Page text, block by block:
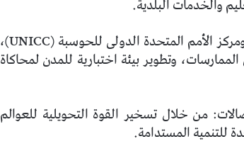
وتعمل هذه المبادرة، بقيادة الاتحاد الدولى للاتصالات (ITU)، ومركز الأمم المتحدة الدولى للحوسبة (UNICC)،
وتطوير بيئة اختبارية للمدن لمحاكاة
من خلال تسخير القوة التحويلية للعوالم
للتنمية المستدامة.